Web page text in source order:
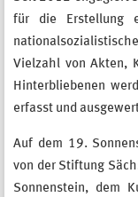
für die Erstellung
Vielzahl von Akten,
Hinterbliebenen
erfasst und
Auf dem 19.
von der Stiftung
Sonnenstein, dem